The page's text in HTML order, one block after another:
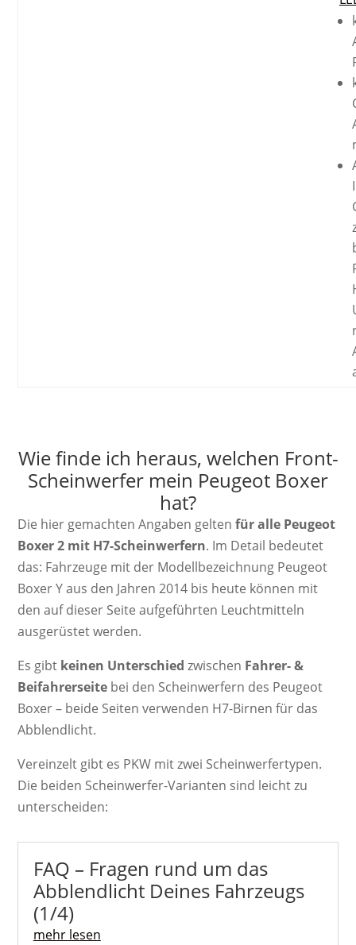
Wie finde ich heraus, welchen Front-
Scheinwerfer mein Peugeot Boxer
hat?
Die hier gemachten Angaben gelten für alle Peugeot
Boxer 2 mit H7-Scheinwerfern. Im Detail bedeutet
das: Fahrzeuge mit der Modellbezeichnung Peugeot
Boxer Y aus den Jahren 2014 bis heute können mit
den auf dieser Seite aufgeführten Leuchtmitteln
ausgerüstet werden.
Es gibt keinen Unterschied zwischen Fahrer- &
Beifahrerseitebei den Scheinwerfern des Peugeot
Boxer – beide Seiten verwenden H7-Birnen für das
Abblendlicht.
Vereinzelt gibt es PKW mit zwei Scheinwerfertypen.
Die beiden Scheinwerfer-Varianten sind leicht zu
unterscheiden:
FAQ – Fragen rund um das
Abblendlicht Deines Fahrzeugs
(1/4)
mehr lesen